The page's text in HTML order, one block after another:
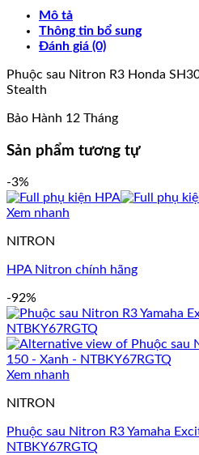
Mô tả
Thông tin bổ sung
Đánh giá (0)
Phuộc sau Nitron R3 Honda
Stealth
Bảo Hành 12 Tháng
Sản phẩm tương tự
-3%
Xem nhanh
NITRON
HPA Nitron chính hãng
-92%
Xem nhanh
NITRON
Phuộc sau Nitron R3 Yamaha
NTBKY67RGTQ